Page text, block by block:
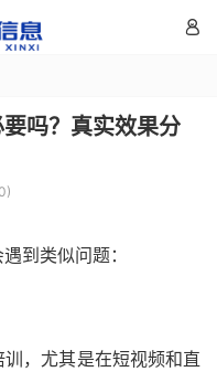

吗？真实效果分
)
到类似问题：
，尤其是在短视频和直